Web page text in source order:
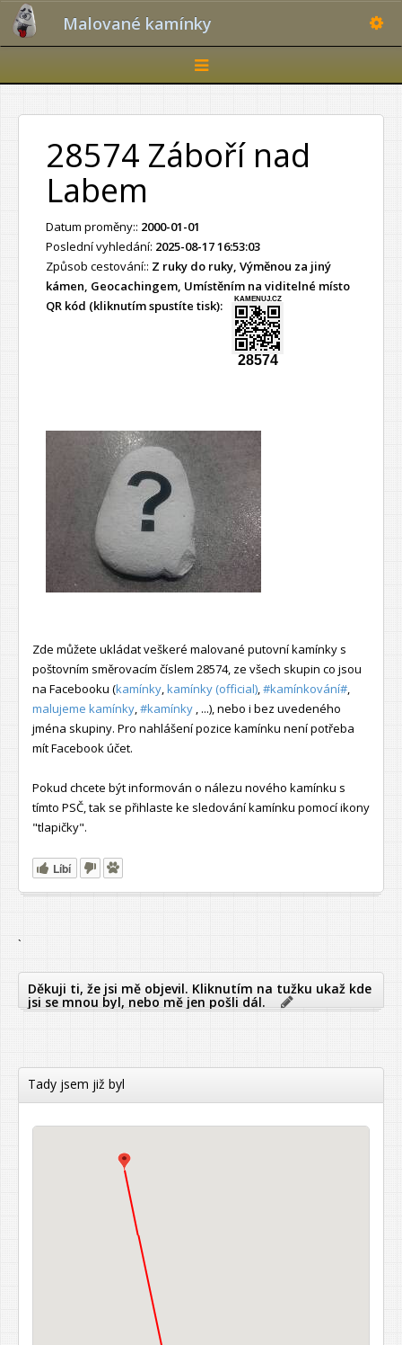
Malované kamínky
Toggle
navigation
28574 Záboří nad
Labem
Datum proměny:: 2000-01-01
Poslední vyhledání: 2025-08-17 16:53:03
Způsob cestování:: Z ruky do ruky, Výměnou za jiný
kámen, Geocachingem, Umístěním na viditelné místo
QR kód (kliknutím spustíte tisk):
KAMENUJ.CZ
28574
Zde můžete ukládat veškeré malované putovní kamínky s
poštovním směrovacím číslem 28574, ze všech skupin co jsou
na Facebooku (kamínky kamínky (official) #kamínkování#
malujeme kamínky #kamínky , ...), nebo i bez uvedeného
jména skupiny. Pro nahlášení pozice kamínku není potřeba
mít Facebook účet.
Pokud chcete být informován o nálezu nového kamínku s
tímto PSČ, tak se přihlaste ke sledování kamínku pomocí ikony
"tlapičky".
Líbí
`
Děkuji ti, že jsi mě objevil. Kliknutím na tužku ukaž kde
jsi se mnou byl, nebo mě jen pošli dál.
Tady jsem již byl